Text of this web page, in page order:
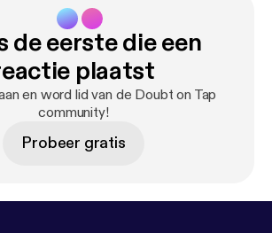
de eerste die een
plaatst
en word lid van de Doubt on Tap
community!
Probeer gratis